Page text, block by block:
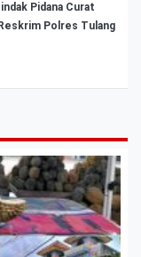
Pidana Curat
Polres Tulang